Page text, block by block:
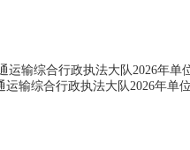
运输综合行政执法大队2026年单
运输综合行政执法大队2026年单